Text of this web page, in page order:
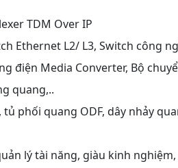
TDM Over IP
Ethernet L2/ L3, Switch công
điện Media Converter, Bộ
quang,..
tủ phối quang ODF, dây nhảy
lý tài năng, giàu kinh